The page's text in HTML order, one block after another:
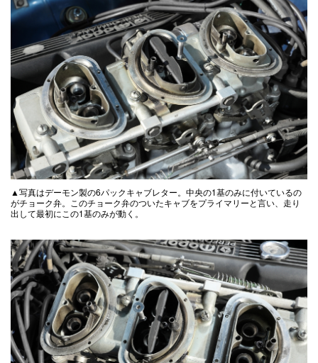
▲写真はデーモン製の6パックキャブレター。中央の1基のみに付いているの
がチョーク弁。このチョーク弁のついたキャブをプライマリーと言い、走り
出して最初にこの1基のみが動く。